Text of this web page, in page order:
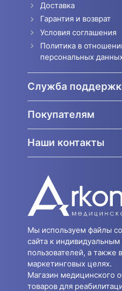
Доставка
Гарантия и возврат
Условия соглашения
Политика в
персональных
Служба
Покупателям
Наши контакты
Мы используем файлы
сайта к
пользователей, а также
маркетинговых целях.
Магазин медицинского
товаров для